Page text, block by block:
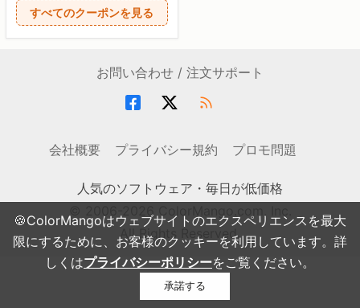
🍪ColorMangoはウェブサイトのエクスペリエンスを最大
限にするために、お客様のクッキーを利用しています。詳
しくはプライバシーポリシーをご覧ください。
承諾する
すべてのクーポンを見る
お問い合わせ / 注文サポート
会社概要 プライバシー規約 プロモ問題
人気のソフトウェア・毎日が低価格
© 2006-2026 ColorMango.com, Inc.
All Rights Reserved.